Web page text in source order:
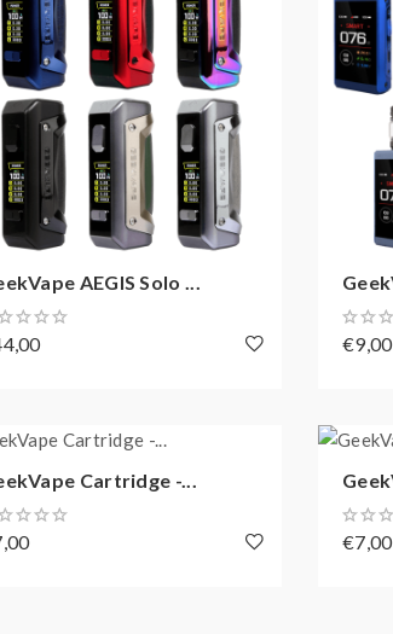
AEGIS Solo ...
€9,00
Cartridge -...
€7,00